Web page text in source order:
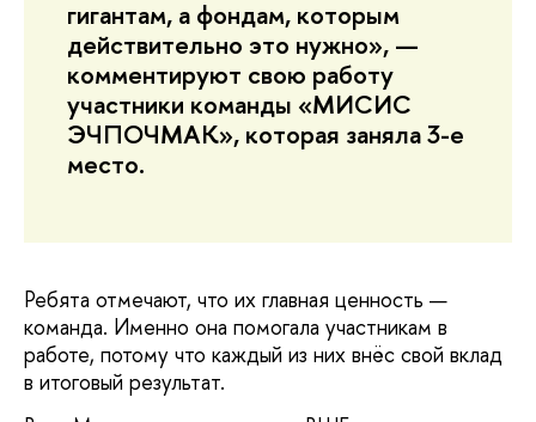
гигантам, а фондам, которым
действительно это нужно», —
комментируют свою работу
участники команды «МИСИС
ЭЧПОЧМАК», которая заняла 3-е
место.
Ребята отмечают, что их главная ценность —
команда. Именно она помогала участникам в
работе, потому что каждый из них внёс свой вклад
в итоговый результат.